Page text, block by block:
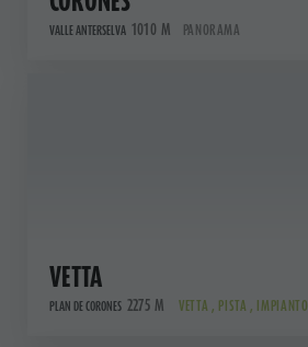
VALLE ANTERSELVA 1010 M PANORAMA
VETTA
PLAN DE CORONES 2275 M VETTA , PISTA , IMPIANTO